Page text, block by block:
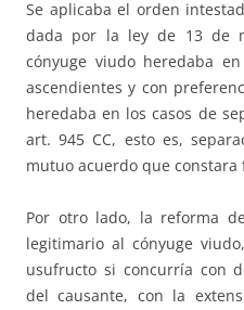
Se aplicaba el orden
dada por la ley de 13 de
cónyuge viudo heredaba
ascendientes y con
heredaba en los casos de
art. 945 CC, esto es,
mutuo acuerdo que constara
Por otro lado, la reforma
legitimario al cónyuge
usufructo si concurría con
del causante, con la